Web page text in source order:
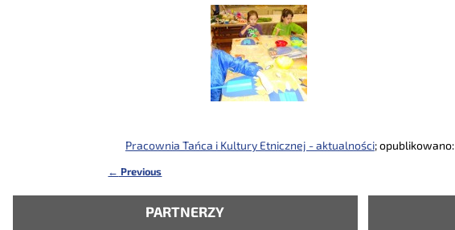
Pracownia Tańca i Kultury Etnicznej - aktualności; opublikowano:
← Previous
PARTNERZY